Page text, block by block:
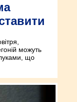
можуть
що